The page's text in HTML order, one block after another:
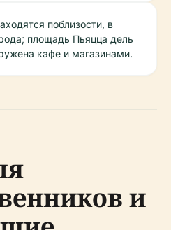
поблизости, в
площадь Пьяцца дель
кафе и магазинами.
и